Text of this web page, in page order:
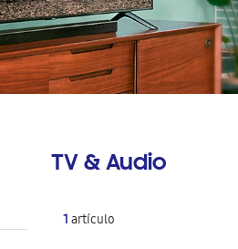
TV & Audio
1artículo